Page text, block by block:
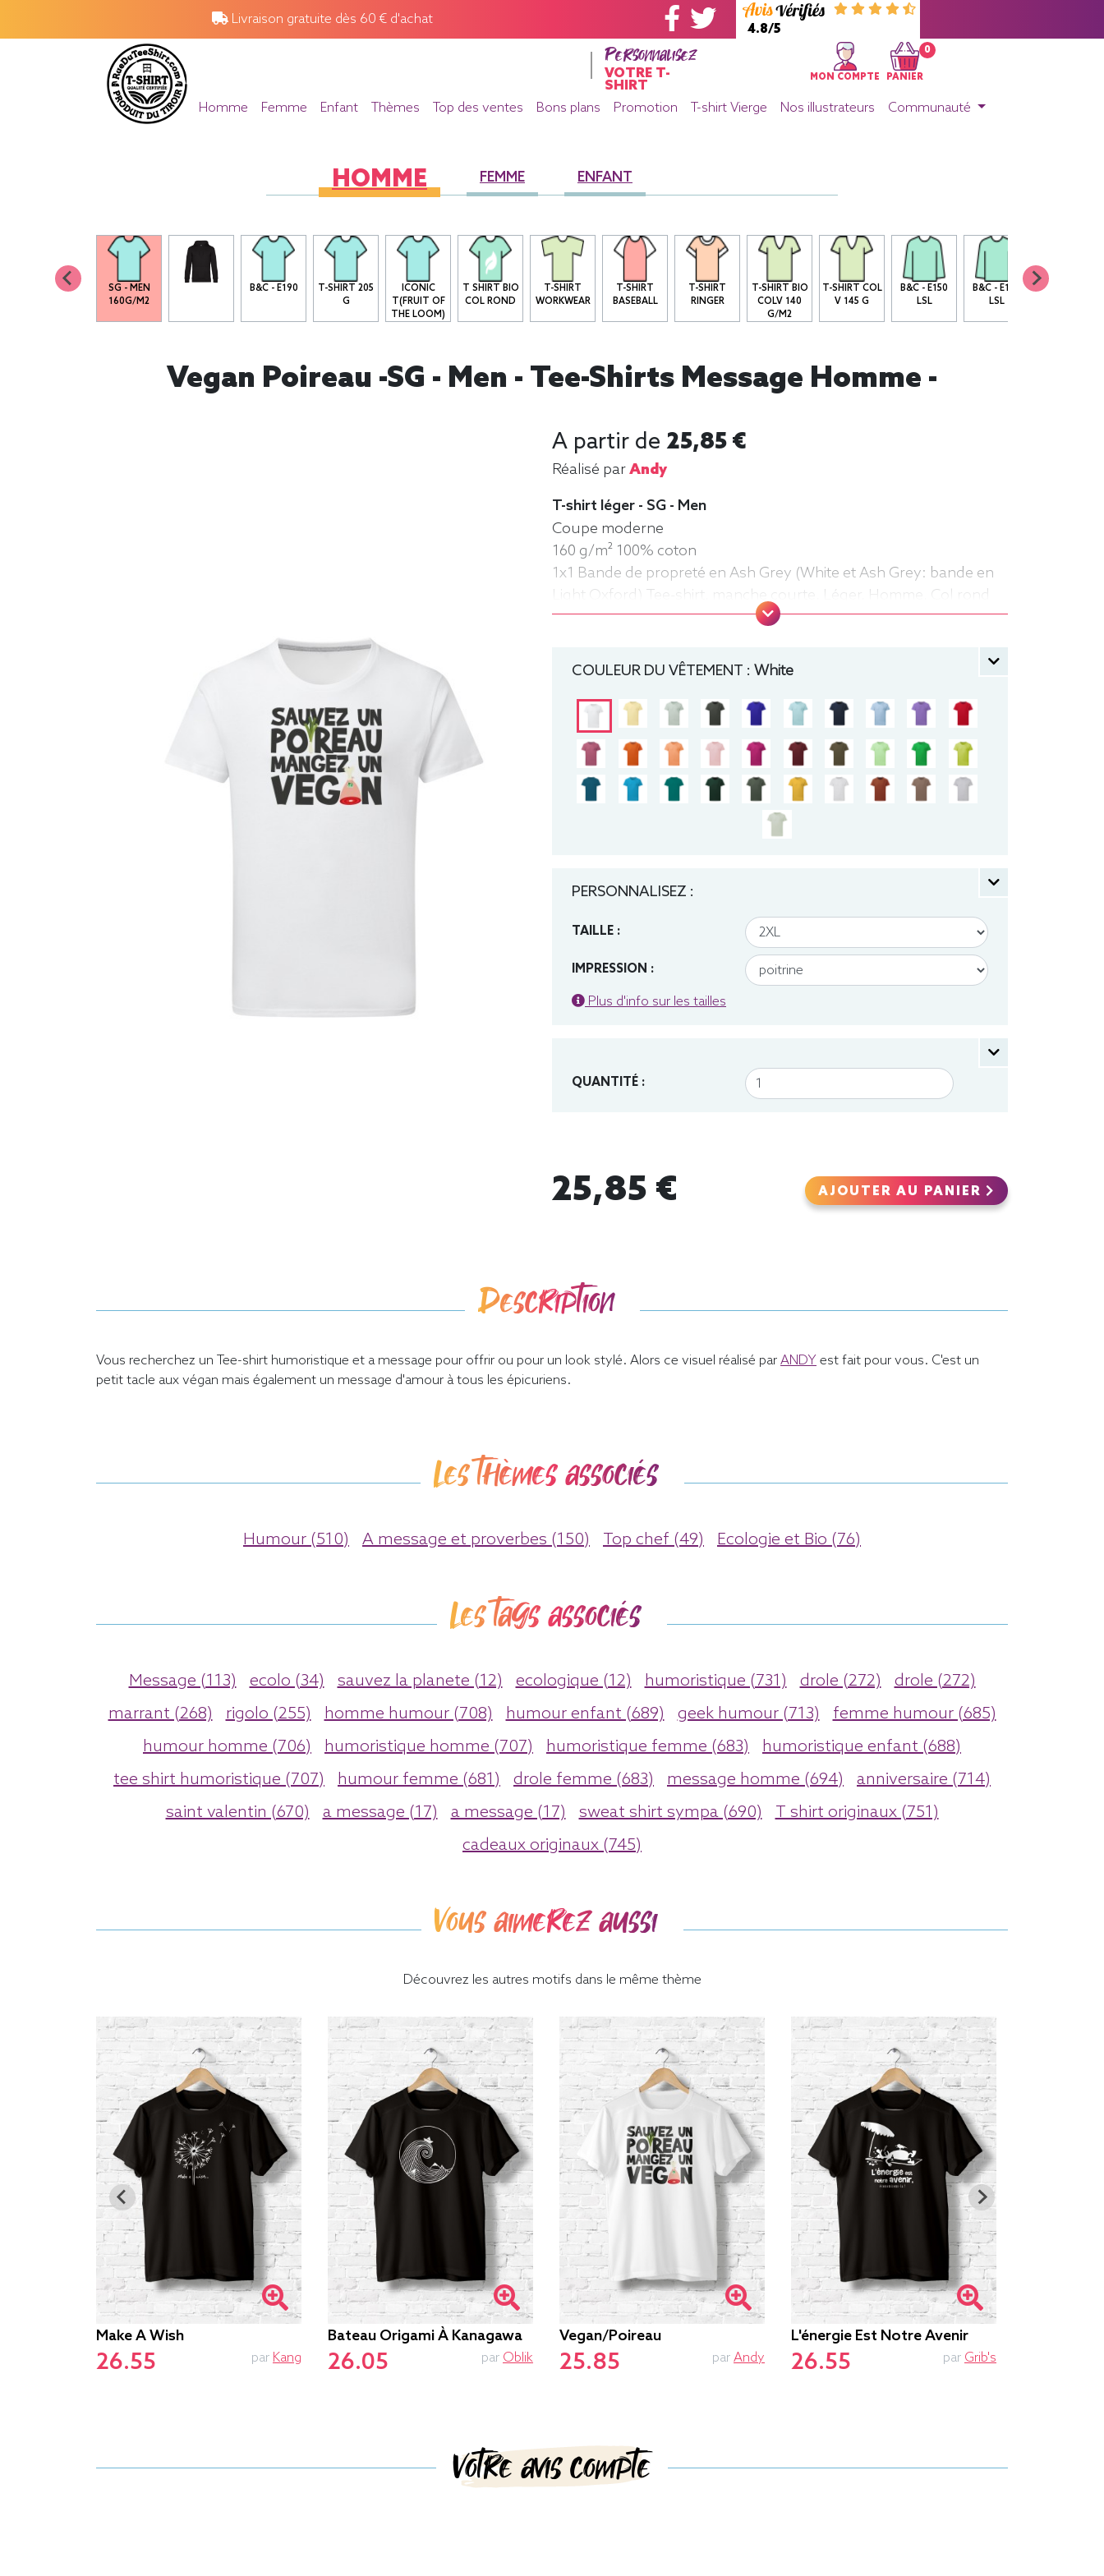
Livraison gratuite dès 60 € d'achat
4.8/5
Personnalisez
VOTRE T-
SHIRT
MON COMPTE
0
PANIER
Homme Femme Enfant Thèmes Top des ventes Bons plans Promotion T-shirt Vierge Nos illustrateurs Communauté
HOMME FEMME ENFANT
SG - MEN
160G/M2
B&C - E190
T-SHIRT 205
G
ICONIC
T(FRUIT OF
THE LOOM)
T SHIRT BIO
COL ROND
T-SHIRT
WORKWEAR
T-SHIRT
BASEBALL
T-SHIRT
RINGER
T-SHIRT BIO
COLV 140
G/M2
T-SHIRT COL
V 145 G
B&C - E150
LSL
B&C - E190
LSL
T-SHIRT BIO
Vegan Poireau -SG - Men - Tee-Shirts Message Homme -
A partir de 25,85 €
Réalisé parAndy
T-shirt léger - SG - Men
Coupe moderne
160 g/m² 100% coton
1x1 Bande de propreté en Ash Grey (White et Ash Grey: bande en
Light Oxford) Tee-shirt, manche courte, Léger, Homme, Col rond
COULEUR DU VÊTEMENT : White
PERSONNALISEZ :
TAILLE :
IMPRESSION :
Plus d'info sur les tailles
QUANTITÉ :
25,85 € AJOUTER AU PANIER
Description
Vous recherchez un Tee-shirt humoristique et a message pour offrir ou pour un look stylé. Alors ce visuel réalisé par ANDY est fait pour vous. C'est un
petit tacle aux végan mais également un message d'amour à tous les épicuriens.
Les thèmes associés
Humour (510) A message et proverbes (150) Top chef (49) Ecologie et Bio (76)
Les tags associés
Message (113) ecolo (34) sauvez la planete (12) ecologique (12) humoristique (731) drole (272)
drole (272)
marrant (268)
rigolo (255) homme humour (708) humour enfant (689) geek humour (713)
femme humour (685)
humour homme (706)
humoristique homme (707) humoristique femme (683)
humoristique enfant (688)
tee shirt humoristique (707)
humour femme (681) drole femme (683) message homme (694)
anniversaire (714)
saint valentin (670)
a message (17) a message (17) sweat shirt sympa (690)
T shirt originaux (751)
cadeaux originaux (745)
Vous aimerez aussi
Découvrez les autres motifs dans le même thème
Make A Wish
26.55 par Kang
Bateau Origami À Kanagawa
26.05 par Oblik
Vegan/poireau
25.85 par Andy
L'énergie Est Notre Avenir
26.55 par Grib's
Votre avis compte